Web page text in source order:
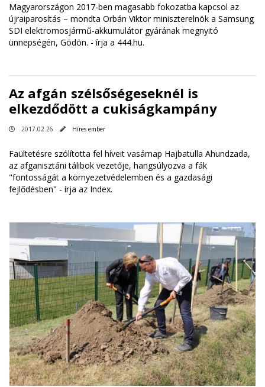
Magyarországon 2017-ben magasabb fokozatba kapcsol az
újraiparosítás – mondta Orbán Viktor miniszterelnök a Samsung
SDI elektromosjármű-akkumulátor gyárának megnyitó
ünnepségén, Gödön. - írja a 444.hu.
Az afgán szélsőségeseknél is
elkezdődött a cukiságkampány
2017.02.26 Híres ember
Faültetésre szólította fel híveit vasárnap Hajbatulla Ahundzada,
az afganisztáni tálibok vezetője, hangsúlyozva a fák
"fontosságát a környezetvédelemben és a gazdasági
fejlődésben" - írja az Index.